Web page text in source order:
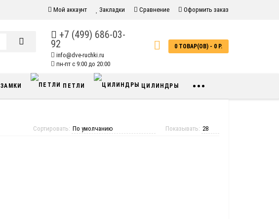
Мой аккаунт Закладки Сравнение Оформить заказ
+7 (499) 686-03-
92
info@dve-ruchki.ru
пн-пт с 9:00 до 20:00
0 ТОВАР(ОВ) - 0 Р.
ЗАМКИ ПЕТЛИ ЦИЛИНДРЫ •••
Показывать:
Сортировать: